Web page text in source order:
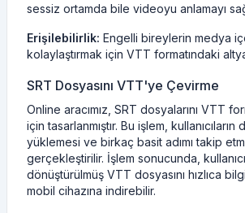
sessiz ortamda bile videoyu anlamayı
Erişilebilirlik: Engelli bireylerin medya
kolaylaştırmak için VTT formatındaki
SRT Dosyasını VTT'ye Çevirme
Online aracımız, SRT dosyalarını VTT
için tasarlanmıştır. Bu işlem, kullanıcıların
yüklemesi ve birkaç basit adımı takip
gerçekleştirilir. İşlem sonucunda,
dönüştürülmüş VTT dosyasını hızlıca
mobil cihazına indirebilir.